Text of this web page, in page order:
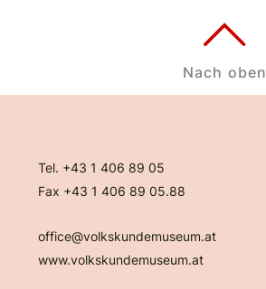
Tel. +43 1 406 89 05
Fax +43 1 406 89 05.88
office@volkskundemuseum.at
www.volkskundemuseum.at
Nach oben